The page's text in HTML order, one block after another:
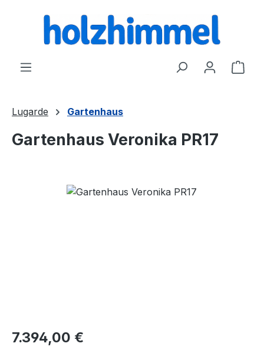
springen
Lugarde Gartenhaus
Gartenhaus Veronika PR17
Bildergalerie überspringen
7.394,00 €